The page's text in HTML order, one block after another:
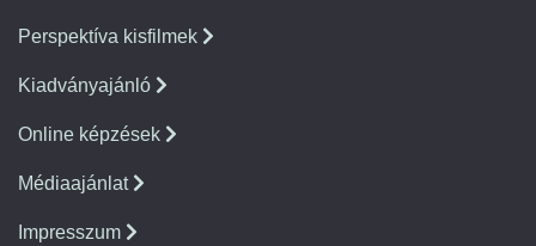
Perspektíva kisfilmek
Kiadványajánló
Online képzések
Médiaajánlat
Impresszum